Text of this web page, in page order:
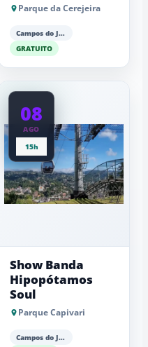
Parque da Cerejeira
Campos do Jordão
GRATUITO
08
AGO
15h
Show Banda
Hipopótamos
Soul
Parque Capivari
Campos do Jordão